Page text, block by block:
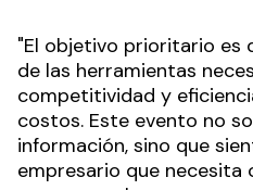
"El objetivo prioritario es
de las herramientas
competitividad y
costos. Este evento no
información, sino que
empresario que necesita